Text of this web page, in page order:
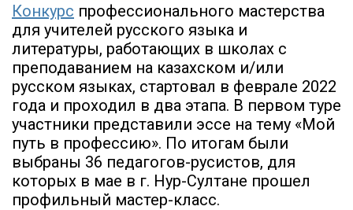
Конкурс профессионального мастерства
для учителей русского языка и
литературы, работающих в школах с
преподаванием на казахском и/или
русском языках, стартовал в феврале 2022
года и проходил в два этапа. В первом туре
участники представили эссе на тему «Мой
путь в профессию». По итогам были
выбраны 36 педагогов-русистов, для
которых в мае в г. Нур-Султане прошел
профильный мастер-класс.